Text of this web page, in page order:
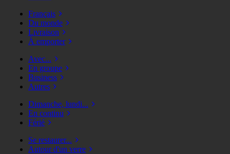
Français
Du monde
Livraison
À emporter
Avec...
En groupe
Business
Autres
Dimanche, lundi...
En continu
Férié
Se restaurer...
Autour d'un verre